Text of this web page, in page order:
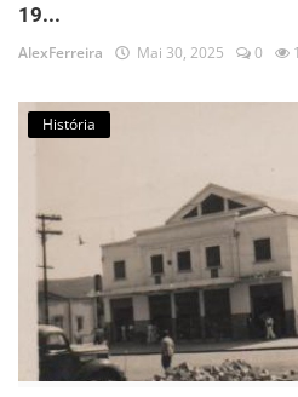
19...
AlexFerreira Mai 30, 2025 0
História